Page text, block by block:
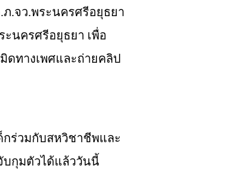
.จว.พระนครศรีอยุธยา
นครศรีอยุธยา เพื่อ
ดทางเพศและถ่ายคลิป
กร่วมกับสหวิชาชีพและ
บกุมตัวได้แล้ววันนี้